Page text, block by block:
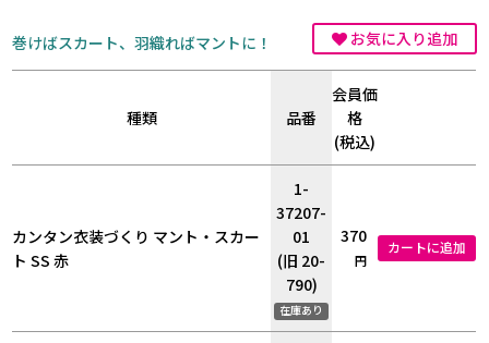
巻けばスカート、羽織ればマントに！ お気に入り追加
種類 品番
会員価
格
(税込)
カンタン衣装づくり マント・スカー
ト SS 赤
1-
37207-
01
(旧 20-
790)
在庫あり
370
円
カートに追加